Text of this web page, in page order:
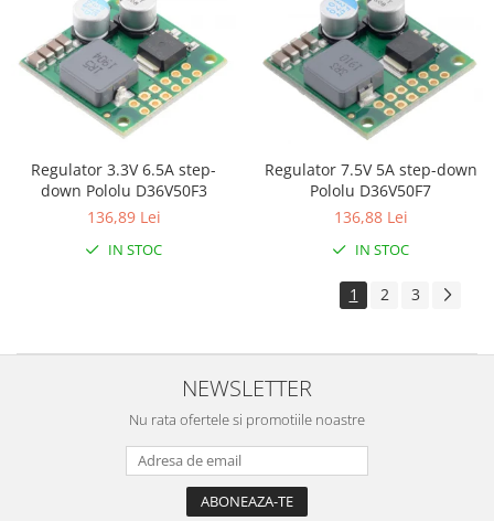
Regulator 3.3V 6.5A step-
down Pololu D36V50F3
136,89 Lei
IN STOC
Regulator 7.5V 5A step-down
Pololu D36V50F7
136,88 Lei
IN STOC
1 2 3
NEWSLETTER
Nu rata ofertele si promotiile noastre